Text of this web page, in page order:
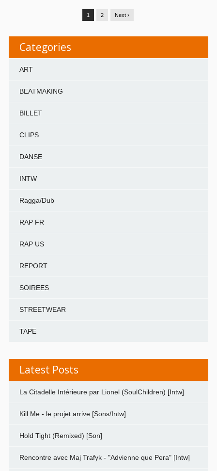
1 2 Next ›
Categories
ART
BEATMAKING
BILLET
CLIPS
DANSE
INTW
Ragga/Dub
RAP FR
RAP US
REPORT
SOIREES
STREETWEAR
TAPE
Latest Posts
La Citadelle Intérieure par Lionel (SoulChildren) [Intw]
Kill Me - le projet arrive [Sons/Intw]
Hold Tight (Remixed) [Son]
Rencontre avec Maj Trafyk - "Advienne que Pera" [Intw]